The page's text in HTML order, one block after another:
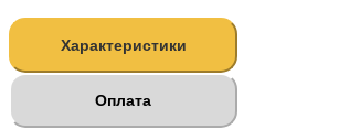
Характеристики
Оплата